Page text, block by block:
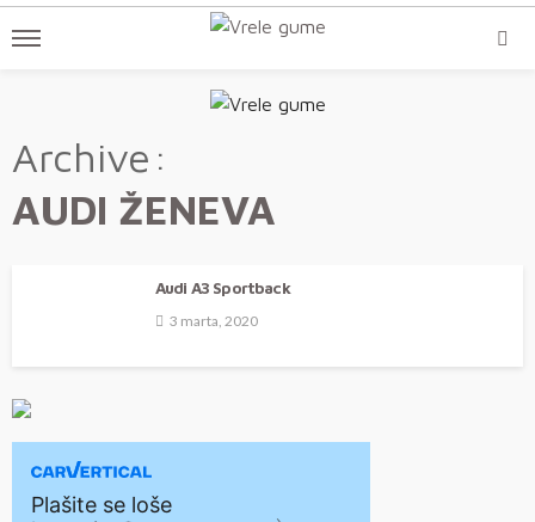
Archive
AUDI ŽENEVA
Audi A3 Sportback
3 marta, 2020